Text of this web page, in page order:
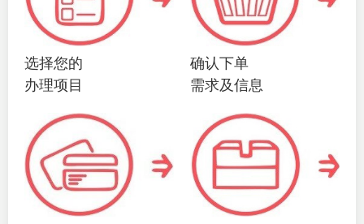
选择您的
办理项目
确认下单
需求及信息